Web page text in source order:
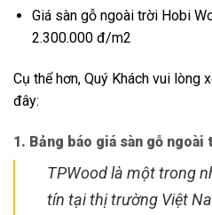
Giá sàn gỗ ngoài trời Hobi
2.300.000 đ/m2
Cụ thể hơn, Quý Khách vui lòng
đây:
1. Bảng báo giá sàn gỗ ngoài
TPWood là một trong
tín tại thị trường Việt